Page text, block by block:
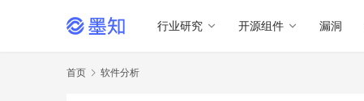
行业研究 开源组件 漏洞
首页 软件分析